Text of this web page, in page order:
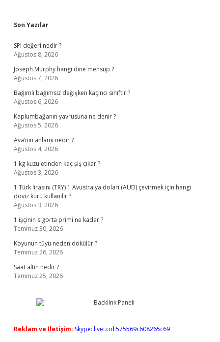
Sidebar
Son Yazılar
SPI değeri nedir ?
Ağustos 8, 2026
Joseph Murphy hangi dine mensup ?
Ağustos 7, 2026
Bağımlı bağımsız değişken kaçıncı sınıftır ?
Ağustos 6, 2026
Kaplumbağanın yavrusuna ne denir ?
Ağustos 5, 2026
Ava’nın anlamı nedir ?
Ağustos 4, 2026
1 kg kuzu etinden kaç şiş çıkar ?
Ağustos 3, 2026
1 Türk lirasını (TRY) 1 Avustralya doları (AUD) çevirmek için hangi
döviz kuru kullanılır ?
Ağustos 3, 2026
1 işçinin sigorta primi ne kadar ?
Temmuz 30, 2026
Koyunun tüyü neden dökülür ?
Temmuz 26, 2026
Saat altın nedir ?
Temmuz 25, 2026
Reklam ve İletişim: Skype: live:.cid.575569c608265c69